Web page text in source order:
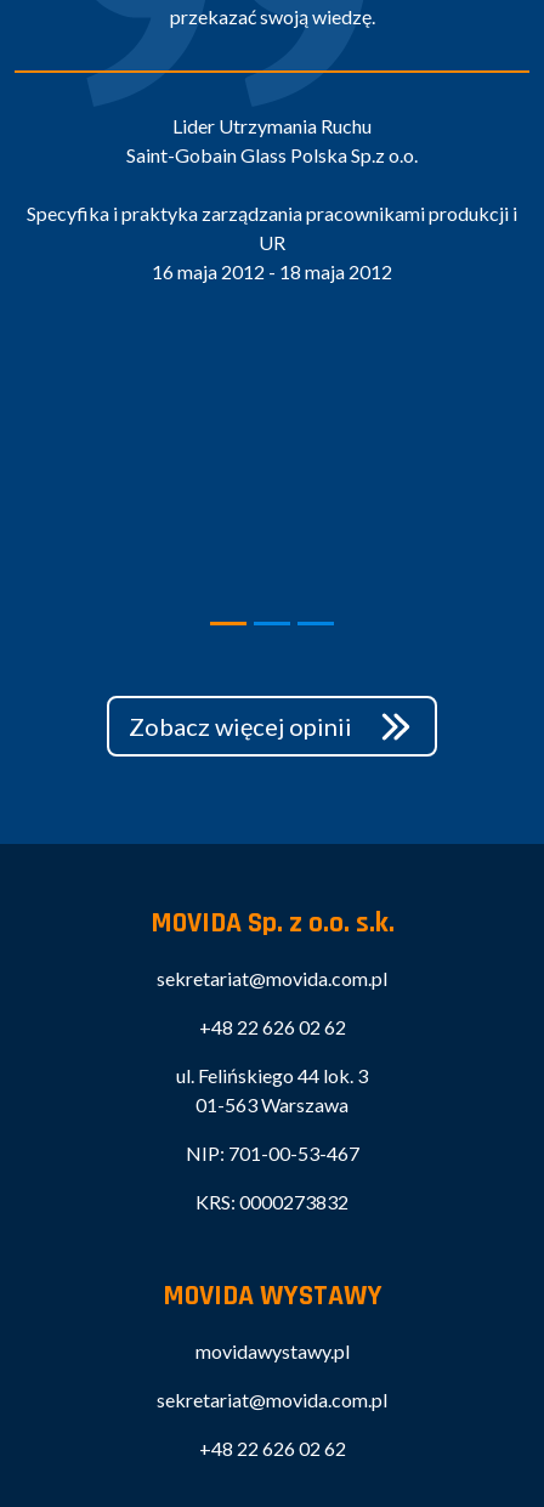
przekazać swoją wiedzę.
Lider Utrzymania Ruchu
Saint-Gobain Glass Polska Sp.z o.o.
Specyfika i praktyka zarządzania pracownikami produkcji i
UR
16 maja 2012 - 18 maja 2012
Zobacz więcej opinii
MOVIDA Sp. z o.o. s.k.
sekretariat@movida.com.pl
+48 22 626 02 62
ul. Felińskiego 44 lok. 3
01-563 Warszawa
NIP: 701-00-53-467
KRS: 0000273832
MOVIDA WYSTAWY
movidawystawy.pl
sekretariat@movida.com.pl
+48 22 626 02 62